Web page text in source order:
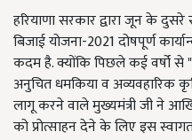
हरियाणा सरकार द्वारा जून के
बिजाई योजना-2021 दोषपूर्ण
कदम है. क्योंकि पिछले कई वर्षो से
अनुचित धमकिया व अव्यवहारिक
लागू करने वाले मुख्यमंत्री जी ने
को प्रोत्साहन देने के लिए इस